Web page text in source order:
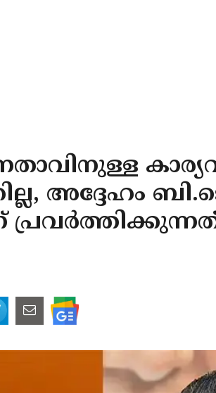
അദ്ദേഹം